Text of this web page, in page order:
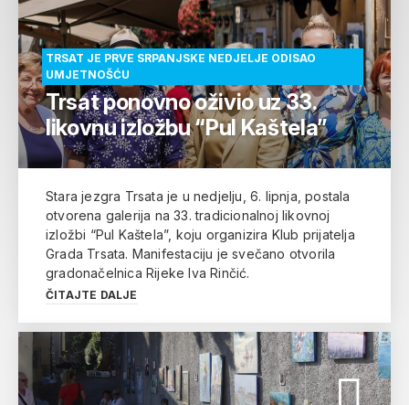
TRSAT JE PRVE SRPANJSKE NEDJELJE ODISAO
UMJETNOŠĆU
Trsat ponovno oživio uz 33.
likovnu izložbu “Pul Kaštela”
Stara jezgra Trsata je u nedjelju, 6. lipnja, postala
otvorena galerija na 33. tradicionalnoj likovnoj
izložbi “Pul Kaštela”, koju organizira Klub prijatelja
Grada Trsata. Manifestaciju je svečano otvorila
gradonačelnica Rijeke Iva Rinčić.
ČITAJTE DALJE